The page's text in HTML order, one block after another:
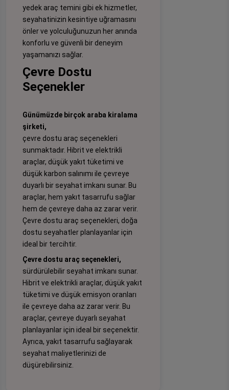
yedek araç temini gibi ek hizmetler,
seyahatinizin kesintiye uğramasını
önler ve yolculuğunuzun her anında
konforlu ve güvenli bir deneyim
yaşamanızı sağlar.
Çevre Dostu
Seçenekler
Günümüzde birçok araba kiralama
şirketi,
çevre dostu araç seçenekleri
sunmaktadır. Hibrit ve elektrikli
araçlar, düşük yakıt tüketimi ve
düşük karbon salınımı ile çevreye
duyarlı bir seyahat imkanı sunar. Bu
araçlar, hem yakıt tasarrufu sağlar
hem de çevreye daha az zarar verir.
Çevre dostu araç seçenekleri, doğa
dostu seyahatler planlayanlar için
ideal bir tercihtir.
Çevre dostu araç seçenekleri,
sürdürülebilir seyahat imkanı sunar.
Hibrit ve elektrikli araçlar, düşük yakıt
tüketimi ve düşük emisyon oranları
ile çevreye daha az zarar verir. Bu
araçlar, çevreye duyarlı seyahat
planlayanlar için ideal bir seçenektir.
Ayrıca, yakıt tasarrufu sağlayarak
seyahat maliyetlerinizi de
düşürebilirsiniz.